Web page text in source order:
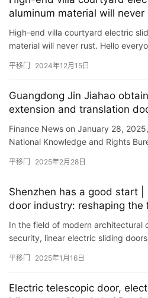
便捷等特…
aluminum material will
entry and exit
High-end villa courtyard electric
material will never rust. Hello
平移门 2024年12月15日
Guangdong Jin Jiahao
extension and translation
Finance News on January 28,
National Knowledge and Rights
a patent tit…
平移门 2025年2月28日
Shenzhen has a good start
door industry: reshaping
access control industry
In the field of modern architectural
security, linear electric sliding
平移门 2025年1月16日
Electric telescopic door,